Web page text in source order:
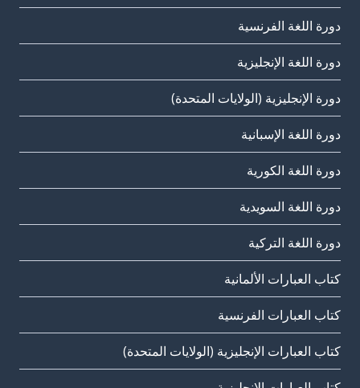
دورة اللغة الفرنسية
دورة اللغة الإنجليزية
دورة الإنجليزية (الولايات المتحدة)
دورة اللغة الإسبانية
دورة اللغة الكورية
دورة اللغة السويدية
دورة اللغة التركية
كتاب العبارات الألمانية
كتاب العبارات الفرنسية
كتاب العبارات الإنجليزية (الولايات المتحدة)